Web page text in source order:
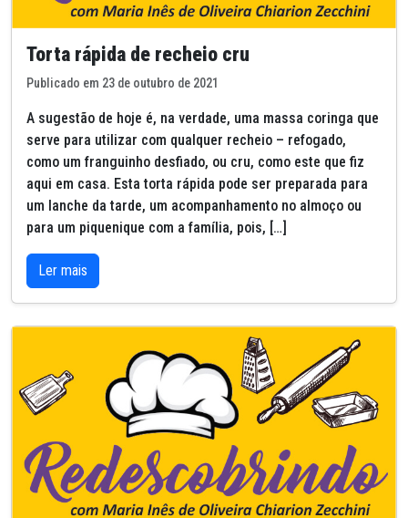
Torta rápida de recheio cru
Publicado em 23 de outubro de 2021
A sugestão de hoje é, na verdade, uma massa coringa que
serve para utilizar com qualquer recheio – refogado,
como um franguinho desfiado, ou cru, como este que fiz
aqui em casa. Esta torta rápida pode ser preparada para
um lanche da tarde, um acompanhamento no almoço ou
para um piquenique com a família, pois, […]
Ler mais